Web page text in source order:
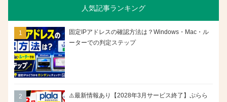
人気記事ランキング
固定IPアドレスの確認方法は？Windows・Mac・ル
ーターでの判定ステップ
⚠️最新情報あり【2028年3月サービス終了】ぷらら